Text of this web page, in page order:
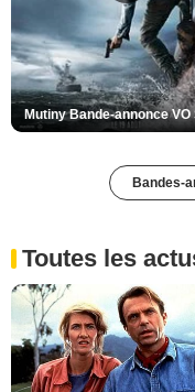
Mutiny Bande-annonce VO
Bandes-
Toutes les